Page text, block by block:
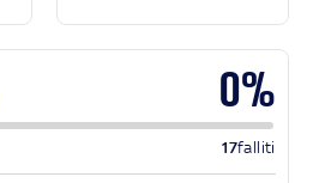
0%
17falliti